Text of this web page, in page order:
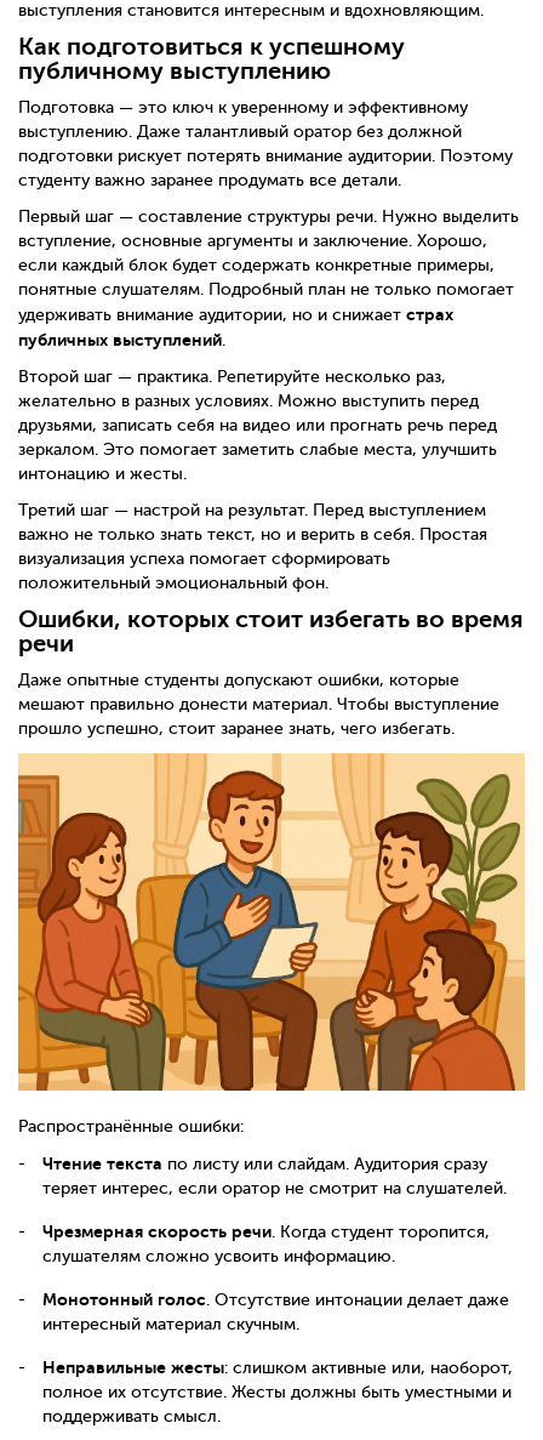
выступления становится интересным и вдохновляющим.
Как подготовиться к успешному
публичному выступлению
Подготовка — это ключ к уверенному и эффективному
выступлению. Даже талантливый оратор без должной
подготовки рискует потерять внимание аудитории. Поэтому
студенту важно заранее продумать все детали.
Первый шаг — составление структуры речи. Нужно выделить
вступление, основные аргументы и заключение. Хорошо,
если каждый блок будет содержать конкретные примеры,
понятные слушателям. Подробный план не только помогает
удерживать внимание аудитории, но и снижает страх
публичных выступлений
Второй шаг — практика. Репетируйте несколько раз,
желательно в разных условиях. Можно выступить перед
друзьями, записать себя на видео или прогнать речь перед
зеркалом. Это помогает заметить слабые места, улучшить
интонацию и жесты.
Третий шаг — настрой на результат. Перед выступлением
важно не только знать текст, но и верить в себя. Простая
визуализация успеха помогает сформировать
положительный эмоциональный фон.
Ошибки, которых стоит избегать во время
речи
Даже опытные студенты допускают ошибки, которые
мешают правильно донести материал. Чтобы выступление
прошло успешно, стоит заранее знать, чего избегать.
Распространённые ошибки:
Чтение текста по листу или слайдам. Аудитория сразу
теряет интерес, если оратор не смотрит на слушателей.
Чрезмерная скорость речи. Когда студент торопится,
слушателям сложно усвоить информацию.
Монотонный голос. Отсутствие интонации делает даже
интересный материал скучным.
Неправильные жесты: слишком активные или, наоборот,
полное их отсутствие. Жесты должны быть уместными и
поддерживать смысл.